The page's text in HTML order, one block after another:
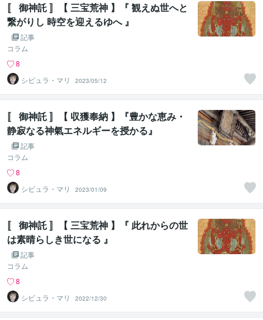
〚 御神託 〛【 三宝荒神 】『 観えぬ世へと
繋がりし 時空を迎えるゆへ 』
記事
コラム
8
シビュラ・マリ
2023/05/12
〚 御神託 〛【 収獲奉納 】『豊かな恵み・
静寂なる神氣エネルギーを授かる』
記事
コラム
8
シビュラ・マリ
2023/01/09
〚 御神託 〛【 三宝荒神 】『 此れからの世
は素晴らしき世になる 』
記事
コラム
8
シビュラ・マリ
2022/12/30